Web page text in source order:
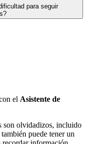
para seguir
el Asistente de
son olvidadizos, incluido
puede tener un